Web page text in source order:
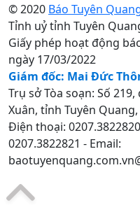
© 2020 Báo Tuyên
Tỉnh uỷ tỉnh Tuyên
Giấy phép hoạt động
ngày 17/03/2022
Giám đốc: Mai Đức
Trụ sở Tòa soạn: Số
Xuân, tỉnh Tuyên
Điện thoại:
0207.3822821 - Email: